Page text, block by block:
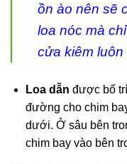
ồn ào nên sẽ
loa nóc mà
cửa kiêm luôn
Loa dẫn được bố
đường cho chim
dưới. Ở sâu bên
chim bay vào bên